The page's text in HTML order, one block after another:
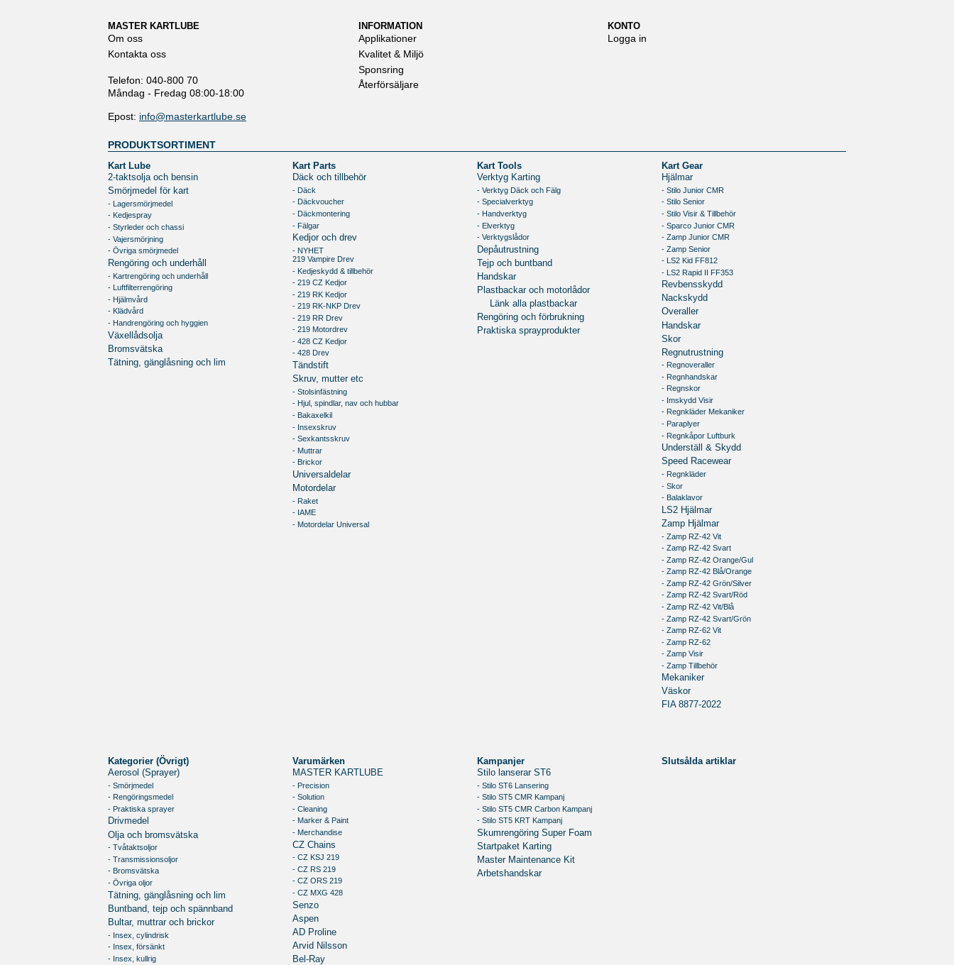
MASTER KARTLUBE
Om oss
Kontakta oss
Telefon: 040-800 70
Måndag - Fredag 08:00-18:00
Epost: info@masterkartlube.se
KONTO
Logga in
INFORMATION
Applikationer
Kvalitet & Miljö
Sponsring
Återförsäljare
PRODUKTSORTIMENT
Kart Lube
2-taktsolja och bensin
Smörjmedel för kart
- Lagersmörjmedel
- Kedjespray
- Styrleder och chassi
- Vajersmörjning
- Övriga smörjmedel
Rengöring och underhåll
- Kartrengöring och underhåll
- Luftfilterrengöring
- Hjälmvård
- Klädvård
- Handrengöring och hyggien
Växellådsolja
Bromsvätska
Tätning, gänglåsning och lim
Kart Parts
Däck och tillbehör
- Däck
- Däckvoucher
- Däckmontering
- Fälgar
Kedjor och drev
- NYHET
219 Vampire Drev
- Kedjeskydd & tillbehör
- 219 CZ Kedjor
- 219 RK Kedjor
- 219 RK-NKP Drev
- 219 RR Drev
- 219 Motordrev
- 428 CZ Kedjor
- 428 Drev
Tändstift
Skruv, mutter etc
- Stolsinfästning
- Hjul, spindlar, nav och hubbar
- Bakaxelkil
- Insexskruv
- Sexkantsskruv
- Muttrar
- Brickor
Universaldelar
Motordelar
- Raket
- IAME
- Motordelar Universal
Kart Tools
Verktyg Karting
- Verktyg Däck och Fälg
- Specialverktyg
- Handverktyg
- Elverktyg
- Verktygslådor
Depåutrustning
Tejp och buntband
Handskar
Plastbackar och motorlådor
Länk alla plastbackar
Rengöring och förbrukning
Praktiska sprayprodukter
Kart Gear
Hjälmar
- Stilo Junior CMR
- Stilo Senior
- Stilo Visir & Tillbehör
- Sparco Junior CMR
- Zamp Junior CMR
- Zamp Senior
- LS2 Kid FF812
- LS2 Rapid II FF353
Revbensskydd
Nackskydd
Overaller
Handskar
Skor
Regnutrustning
- Regnoveraller
- Regnhandskar
- Regnskor
- Imskydd Visir
- Regnkläder Mekaniker
- Paraplyer
- Regnkåpor Luftburk
Underställ & Skydd
Speed Racewear
- Regnkläder
- Skor
- Balaklavor
LS2 Hjälmar
Zamp Hjälmar
- Zamp RZ-42 Vit
- Zamp RZ-42 Svart
- Zamp RZ-42 Orange/Gul
- Zamp RZ-42 Blå/Orange
- Zamp RZ-42 Grön/Silver
- Zamp RZ-42 Svart/Röd
- Zamp RZ-42 Vit/Blå
- Zamp RZ-42 Svart/Grön
- Zamp RZ-62 Vit
- Zamp RZ-62
- Zamp Visir
- Zamp Tillbehör
Mekaniker
Väskor
FIA 8877-2022
Kategorier (Övrigt)
Aerosol (Sprayer)
- Smörjmedel
- Rengöringsmedel
- Praktiska sprayer
Drivmedel
Olja och bromsvätska
- Tvåtaktsoljor
- Transmissionsoljor
- Bromsvätska
- Övriga oljor
Tätning, gänglåsning och lim
Buntband, tejp och spännband
Bultar, muttrar och brickor
- Insex, cylindrisk
- Insex, försänkt
- Insex, kullrig
Varumärken
MASTER KARTLUBE
- Precision
- Solution
- Cleaning
- Marker & Paint
- Merchandise
CZ Chains
- CZ KSJ 219
- CZ RS 219
- CZ ORS 219
- CZ MXG 428
Senzo
Aspen
AD Proline
Arvid Nilsson
Bel-Ray
Kampanjer
Stilo lanserar ST6
- Stilo ST6 Lansering
- Stilo ST5 CMR Kampanj
- Stilo ST5 CMR Carbon Kampanj
- Stilo ST5 KRT Kampanj
Skumrengöring Super Foam
Startpaket Karting
Master Maintenance Kit
Arbetshandskar
Slutsålda artiklar